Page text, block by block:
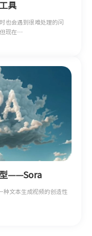
具
也会遇到很难处理的问
但现在…
型——Sora
种文本生成视频的创造性